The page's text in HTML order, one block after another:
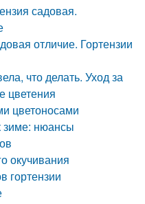
садовая.
отличие. Гортензии
что делать. Уход за
цветения
цветоносами
зиме: нюансы
окучивания
гортензии